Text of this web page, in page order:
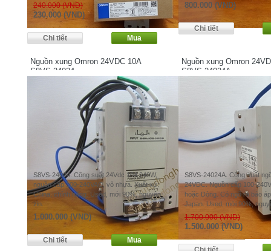
240.000 (VND)
230.000 (VND)
800.000 (VND)
Nguồn xung Omron 24VDC 10A
S8VS-24024
S8VS-24024. Công suất 24Vdc 10A 240W,
nguồn cấp 100-240VAC, vỏ nhựa. Xuất xứ:
China, chính hãng. Used, mới 90%, nguyên
zin.
1.000.000 (VND)
Nguồn xung Omron
S8VS-24024A
S8VS-24024A. Công suất
24VDC. Nguồn cấp 100-
hoặc Dòng. Có ngõ ra báo
Japan. Used, mới 90%,
1.700.000 (VND)
1.500.000 (VND)